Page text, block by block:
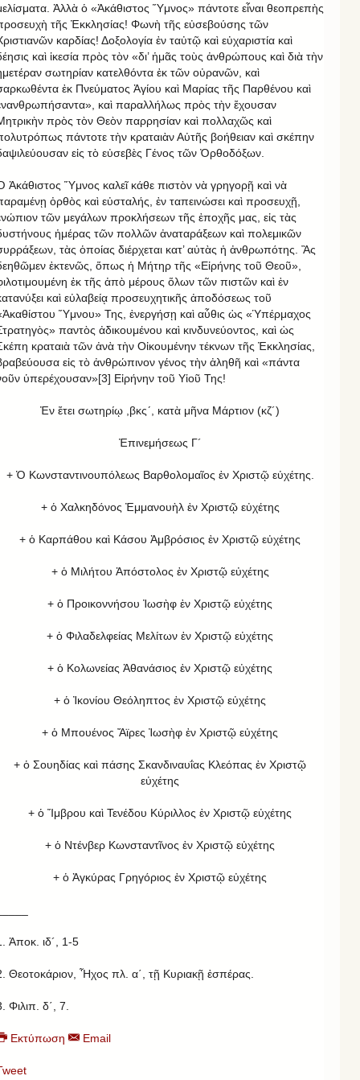
Ἀλλὰ ὁ «Ἀκάθιστος Ὕμνος» πάντοτε εἶναι θεοπρεπὴς
τῆς Ἐκκλησίας! Φωνὴ τῆς εὐσεβούσης τῶν
καρδίας! Δοξολογία ἐν ταὐτῷ καὶ εὐχαριστία καὶ
καὶ ἱκεσία πρὸς τὸν «δι’ ἡμᾶς τοὺς ἀνθρώπους καὶ διὰ τὴν
σωτηρίαν κατελθόντα ἐκ τῶν οὐρανῶν, καὶ
ἐκ Πνεύματος Ἁγίου καὶ Μαρίας τῆς Παρθένου καὶ
καὶ παραλλήλως πρὸς τὴν ἔχουσαν
πρὸς τὸν Θεὸν παρρησίαν καὶ πολλαχῶς καὶ
πάντοτε τὴν κραταιὰν Αὐτῆς βοήθειαν καὶ σκέπην
εἰς τὸ εὐσεβὲς Γένος τῶν Ὀρθοδόξων.
Ἀκάθιστος Ὕμνος καλεῖ κάθε πιστὸν νὰ γρηγορῇ καὶ νὰ
ὀρθὸς καὶ εὐσταλής, ἐν ταπεινώσει καὶ προσευχῇ,
τῶν μεγάλων προκλήσεων τῆς ἐποχῆς μας, εἰς τὰς
ἡμέρας τῶν πολλῶν ἀναταράξεων καὶ πολεμικῶν
τὰς ὁποίας διέρχεται κατ’ αὐτὰς ἡ ἀνθρωπότης. Ἂς
ἐκτενῶς, ὅπως ἡ Μήτηρ τῆς «Εἰρήνης τοῦ Θεοῦ»,
ἐκ τῆς ἀπὸ μέρους ὅλων τῶν πιστῶν καὶ ἐν
καὶ εὐλαβείᾳ προσευχητικῆς ἀποδόσεως τοῦ
Ὕμνου» Της, ἐνεργήσῃ καὶ αὖθις ὡς «Ὑπέρμαχος
παντὸς ἀδικουμένου καὶ κινδυνεύοντος, καὶ ὡς
κραταιὰ τῶν ἀνὰ τὴν Οἰκουμένην τέκνων τῆς Ἐκκλησίας,
εἰς τὸ ἀνθρώπινον γένος τὴν ἀληθῆ καὶ «πάντα
ὑπερέχουσαν»[3] Εἰρήνην τοῦ Υἱοῦ Της!
Ἐν ἔτει σωτηρίῳ ,βκς´, κατὰ μῆνα Μάρτιον (κζ´)
Ἐπινεμήσεως Γ´
+ Ὁ Κωνσταντινουπόλεως Βαρθολομαῖος ἐν Χριστῷ εὐχέτης.
+ ὁ Χαλκηδόνος Ἐμμανουὴλ ἐν Χριστῷ εὐχέτης
+ ὁ Καρπάθου καὶ Κάσου Ἀμβρόσιος ἐν Χριστῷ εὐχέτης
+ ὁ Μιλήτου Ἀπόστολος ἐν Χριστῷ εὐχέτης
+ ὁ Προικοννήσου Ἰωσὴφ ἐν Χριστῷ εὐχέτης
+ ὁ Φιλαδελφείας Μελίτων ἐν Χριστῷ εὐχέτης
+ ὁ Κολωνείας Ἀθανάσιος ἐν Χριστῷ εὐχέτης
+ ὁ Ἰκονίου Θεόληπτος ἐν Χριστῷ εὐχέτης
+ ὁ Μπουένος Ἄϊρες Ἰωσὴφ ἐν Χριστῷ εὐχέτης
+ ὁ Σουηδίας καὶ πάσης Σκανδιναυΐας Κλεόπας ἐν Χριστῷ
εὐχέτης
+ ὁ Ἴμβρου καὶ Τενέδου Κύριλλος ἐν Χριστῷ εὐχέτης
+ ὁ Ντένβερ Κωνσταντῖνος ἐν Χριστῷ εὐχέτης
+ ὁ Ἀγκύρας Γρηγόριος ἐν Χριστῷ εὐχέτης
Ἀποκ. ιδ´, 1-5
Θεοτοκάριον, Ἦχος πλ. α΄, τῇ Κυριακῇ ἑσπέρας.
Φιλιπ. δ΄, 7.
Εκτύπωση Email